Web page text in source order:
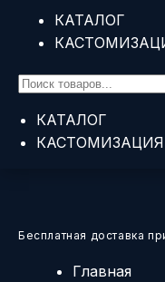
Главная
/Каталог
/Куртки и
/All Day Wind
КАТАЛОГ
КАТАЛОГ
КАСТОМИЗАЦИЯ
Главная